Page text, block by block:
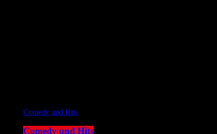
Comedy und Hits
Comedy und Hits